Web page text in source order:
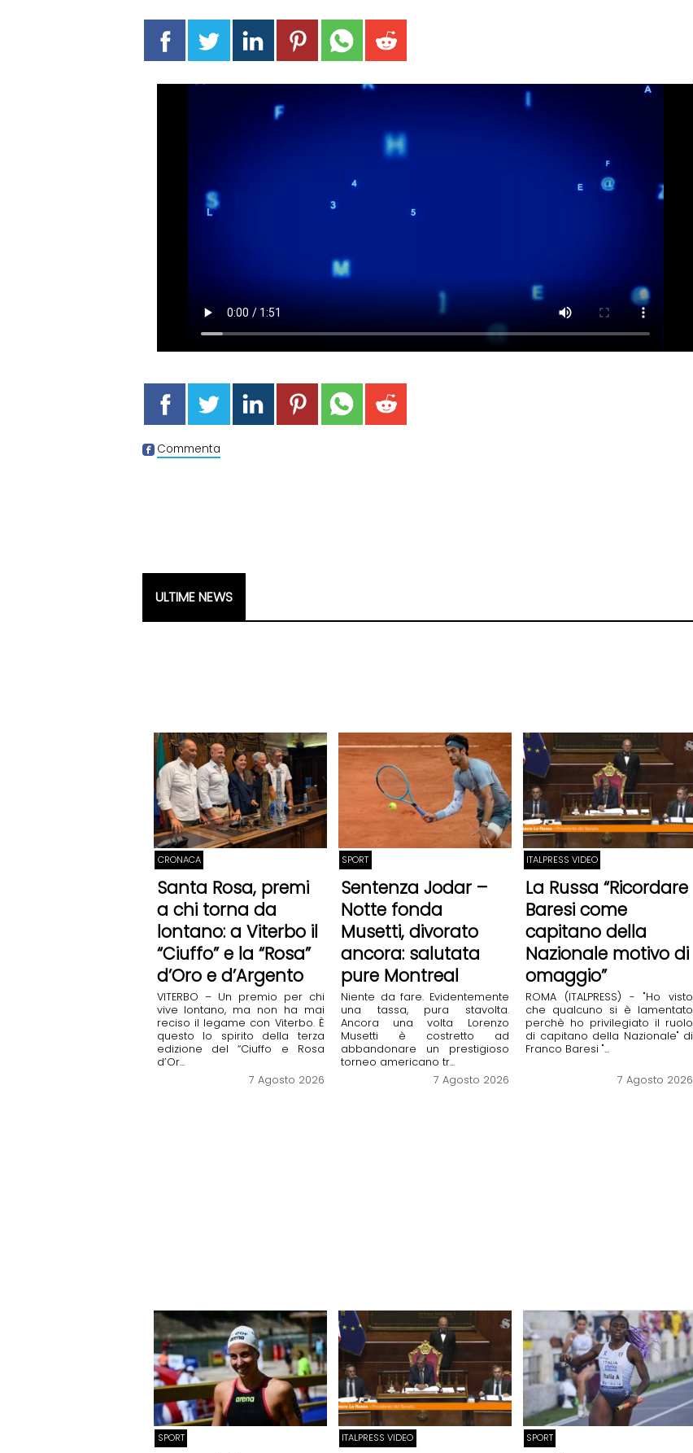
Commenta
ULTIME NEWS
CRONACA
Santa Rosa, premi
a chi torna da
lontano: a Viterbo il
“Ciuffo” e la “Rosa”
d’Oro e d’Argento
VITERBO – Un premio per chi
vive lontano, ma non ha mai
reciso il legame con Viterbo. È
questo lo spirito della terza
edizione del “Ciuffo e Rosa
d’Or...
7 Agosto 2026
SPORT
Sentenza Jodar –
Notte fonda
Musetti, divorato
ancora: salutata
pure Montreal
Niente da fare. Evidentemente
una tassa, pura stavolta.
Ancora una volta Lorenzo
Musetti è costretto ad
abbandonare un prestigioso
torneo americano tr...
7 Agosto 2026
ITALPRESS VIDEO
La Russa “Ricordare
Baresi come
capitano della
Nazionale motivo di
omaggio”
ROMA (ITALPRESS) - "Ho visto
che qualcuno si è lamentato
perchè ho privilegiato il ruolo
di capitano della Nazionale" di
Franco Baresi "...
7 Agosto 2026
SPORT ITALPRESS VIDEO SPORT